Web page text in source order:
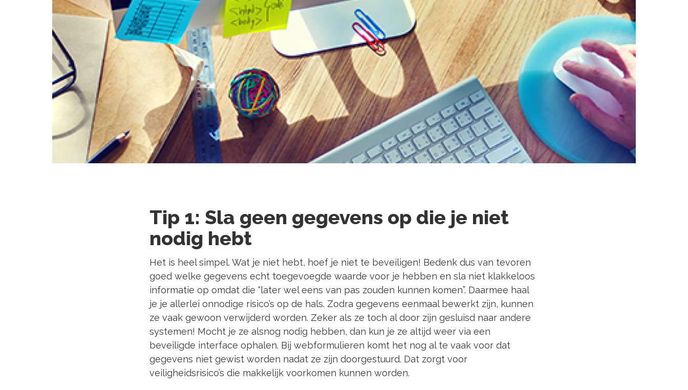
Tip 1: Sla geen gegevens op die je niet
nodig hebt
Het is heel simpel. Wat je niet hebt, hoef je niet te beveiligen! Bedenk dus van tevoren
goed welke gegevens echt toegevoegde waarde voor je hebben en sla niet klakkeloos
informatie op omdat die “later wel eens van pas zouden kunnen komen”. Daarmee haal
je je allerlei onnodige risico’s op de hals. Zodra gegevens eenmaal bewerkt zijn, kunnen
ze vaak gewoon verwijderd worden. Zeker als ze toch al door zijn gesluisd naar andere
systemen! Mocht je ze alsnog nodig hebben, dan kun je ze altijd weer via een
beveiligde interface ophalen. Bij webformulieren komt het nog al te vaak voor dat
gegevens niet gewist worden nadat ze zijn doorgestuurd. Dat zorgt voor
veiligheidsrisico’s die makkelijk voorkomen kunnen worden.